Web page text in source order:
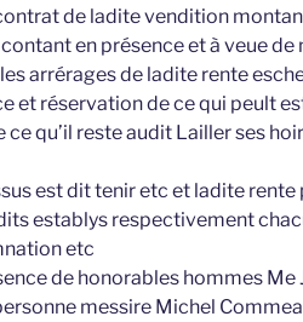
de ladite vendition
en présence et à veue de
arrérages de ladite rente
et réservation de ce qui peult
qu’il reste audit Lailler ses
est dit tenir etc et ladite
establys respectivement
etc
de honorables hommes Me
messire Michel